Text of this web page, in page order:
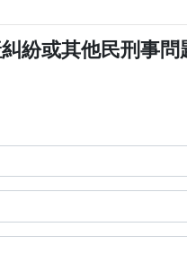
紛或其他民刑事